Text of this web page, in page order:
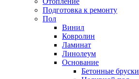
Подготовка к ремонту
Пол
Винил
Ковролин
Ламинат
Линолеум
Основание
Бетонные бруски